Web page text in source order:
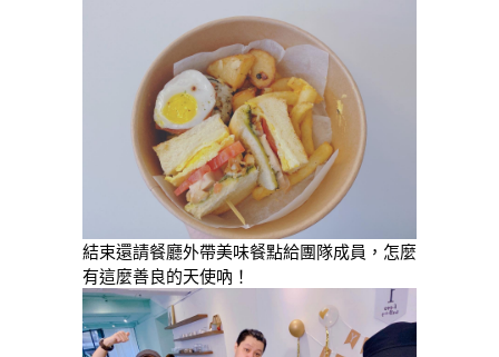
結束還請餐廳外帶美味餐點給團隊成員，怎麼
有這麼善良的天使吶！